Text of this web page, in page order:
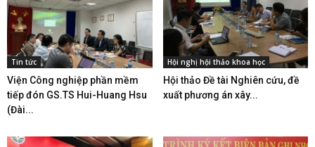
Tin tức
Viện Công nghiệp phần mềm
tiếp đón GS.TS Hui-Huang Hsu
(Đài...
Hội nghị hội thảo khoa học
Hội thảo Đề tài Nghiên cứu, đề
xuất phương án xây...